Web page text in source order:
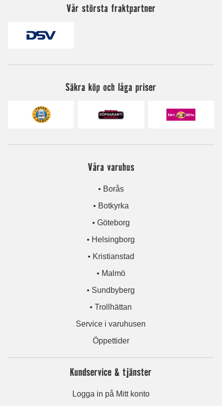
Vår största fraktpartner
Säkra köp och låga priser
Våra varuhus
• Borås
• Botkyrka
• Göteborg
• Helsingborg
• Kristianstad
• Malmö
• Sundbyberg
• Trollhättan
Service i varuhusen
Öppettider
Kundservice & tjänster
Logga in på Mitt konto